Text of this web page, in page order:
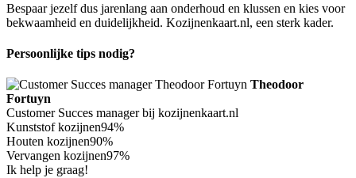
Bespaar jezelf dus jarenlang aan onderhoud en klussen en kies voor
bekwaamheid en duidelijkheid. Kozijnenkaart.nl, een sterk kader.
Persoonlijke tips nodig?
Theodoor
Fortuyn
Customer Succes manager bij kozijnenkaart.nl
Kunststof kozijnen94%
Houten kozijnen90%
Vervangen kozijnen97%
Ik help je graag!